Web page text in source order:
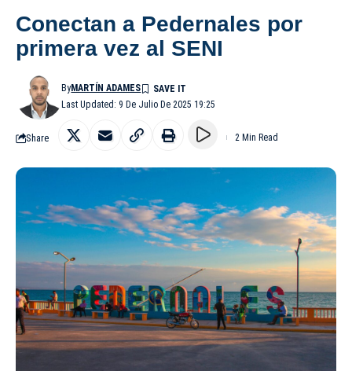
Conectan a Pedernales por
primera vez al SENI
Last Updated: 9 De Julio De 2025 19:25
ByMARTÍN ADAMES
Share 2 Min Read